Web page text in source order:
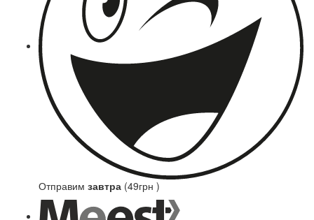
Отправим завтра (49грн )